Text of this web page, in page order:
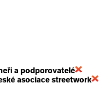
a podporovatelé
asociace streetwork